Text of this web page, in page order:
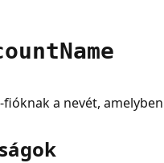
Name
a nevét,